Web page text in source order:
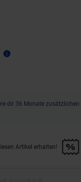
dir 36 Monate
auf diesen Artikel
Artikel erhalten!